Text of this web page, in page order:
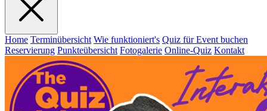
Home Terminübersicht Wie funktioniert's Quiz für Event buchen
Reservierung Punkteübersicht Fotogalerie Online-Quiz Kontakt